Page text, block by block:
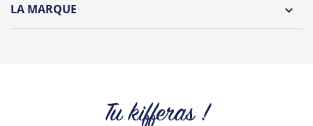
LA MARQUE
Tu kifferas !